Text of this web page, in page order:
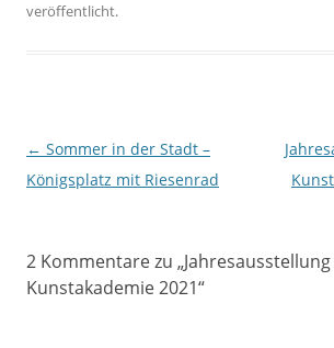
veröffentlicht.
Beitragsnavigation
← Sommer in der Stadt –
Königsplatz mit Riesenrad
2 Kommentare zu „
Kunstakademie 2021“